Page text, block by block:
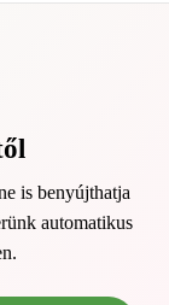
is benyújthatja
automatikus